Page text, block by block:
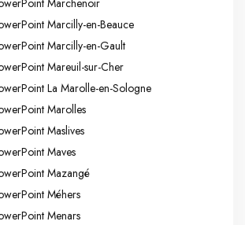
Marchenoir
Marcilly-en-Beauce
Marcilly-en-Gault
Mareuil-sur-Cher
La Marolle-en-Sologne
Marolles
Maslives
Maves
Mazangé
Méhers
Menars